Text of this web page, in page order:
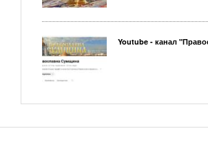
Youtube - канал